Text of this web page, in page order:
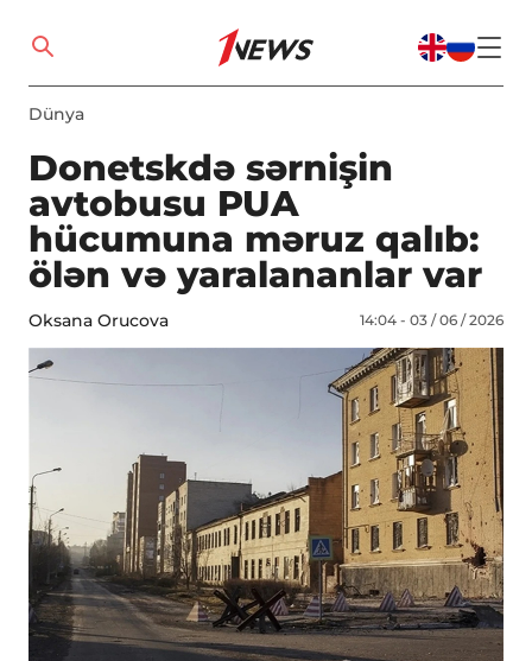
Dünya
Donetskdə sərnişin
avtobusu PUA
hücumuna məruz qalıb:
ölən və yaralananlar var
Oksana Orucova 14:04 - 03 / 06 / 2026